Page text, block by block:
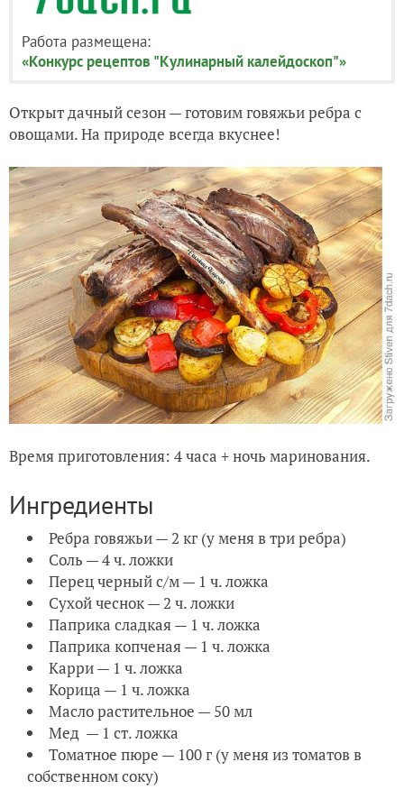
Работа размещена:
«Конкурс рецептов "Кулинарный калейдоскоп"»
Открыт дачный сезон — готовим говяжьи ребра с
овощами. На природе всегда вкуснее!
Время приготовления: 4 часа + ночь маринования.
Ингредиенты
Ребра говяжьи — 2 кг (у меня в три ребра)
Соль — 4 ч. ложки
Перец черный с/м — 1 ч. ложка
Сухой чеснок — 2 ч. ложки
Паприка сладкая — 1 ч. ложка
Паприка копченая — 1 ч. ложка
Карри — 1 ч. ложка
Корица — 1 ч. ложка
Масло растительное — 50 мл
Мед — 1 ст. ложка
Томатное пюре — 100 г (у меня из томатов в
собственном соку)